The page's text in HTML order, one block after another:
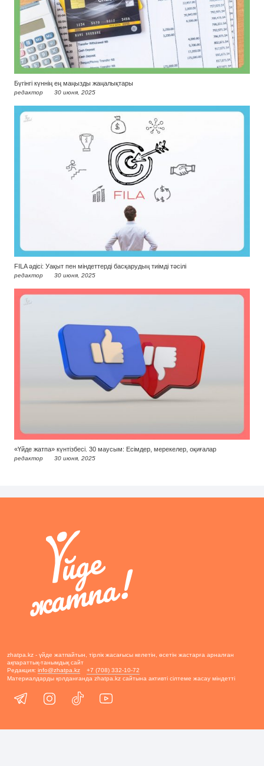
Бүгінгі күннің ең маңызды жаңалықтары
редактор 30 июня, 2025
FILA әдісі: Уақыт пен міндеттерді басқарудың тиімді тәсілі
редактор 30 июня, 2025
«Үйде жатпа» күнтізбесі. 30 маусым: Есімдер, мерекелер, оқиғалар
редактор 30 июня, 2025
zhatpa.kz - үйде жатпайтын, тірлік жасағысы келетін, өсетін жастарға арналған
ақпараттық-танымдық сайт
Редакция: info@zhatpa.kz
+7 (708) 332-10-72
Материалдарды қолданғанда zhatpa.kz сайтына активті сілтеме жасау міндетті